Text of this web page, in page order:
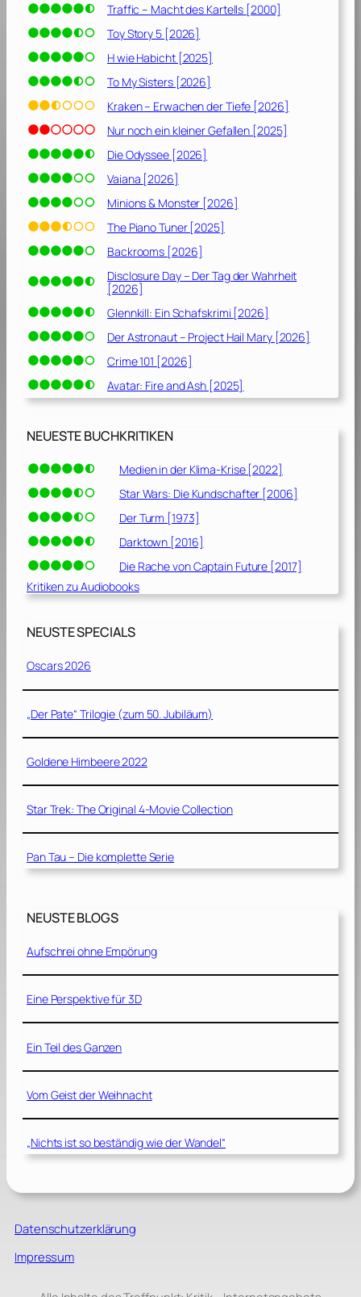
Traffic – Macht des Kartells [2000]
Toy Story 5 [2026]
H wie Habicht [2025]
To My Sisters [2026]
Kraken – Erwachen der Tiefe [2026]
Nur noch ein kleiner Gefallen [2025]
Die Odyssee [2026]
Vaiana [2026]
Minions & Monster [2026]
The Piano Tuner [2025]
Backrooms [2026]
Disclosure Day – Der Tag der Wahrheit
[2026]
Glennkill: Ein Schafskrimi [2026]
Der Astronaut – Project Hail Mary [2026]
Crime 101 [2026]
Avatar: Fire and Ash [2025]
NEUESTE BUCHKRITIKEN
Medien in der Klima-Krise [2022]
Star Wars: Die Kundschafter [2006]
Der Turm [1973]
Darktown [2016]
Die Rache von Captain Future [2017]
Kritiken zu Audiobooks
NEUSTE SPECIALS
Oscars 2026
„Der Pate“ Trilogie (zum 50. Jubiläum)
Goldene Himbeere 2022
Star Trek: The Original 4-Movie Collection
Pan Tau – Die komplette Serie
NEUSTE BLOGS
Aufschrei ohne Empörung
Eine Perspektive für 3D
Ein Teil des Ganzen
Vom Geist der Weihnacht
„Nichts ist so beständig wie der Wandel“
Datenschutzerklärung
Impressum